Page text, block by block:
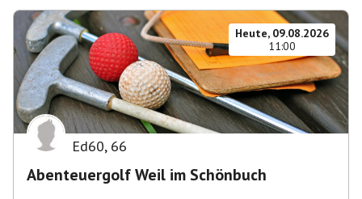
Heute, 09.08.2026
11:00
Ed60, 66
Abenteuergolf Weil im Schönbuch